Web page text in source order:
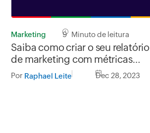
Marketing 9 Minuto de leitura
Saiba como criar o seu relatório
de marketing com métricas
essenciais
Por Raphael Leite Dec 28, 2023